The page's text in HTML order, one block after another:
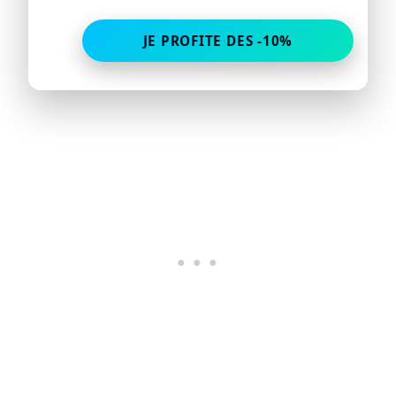
JE PROFITE DES -10%